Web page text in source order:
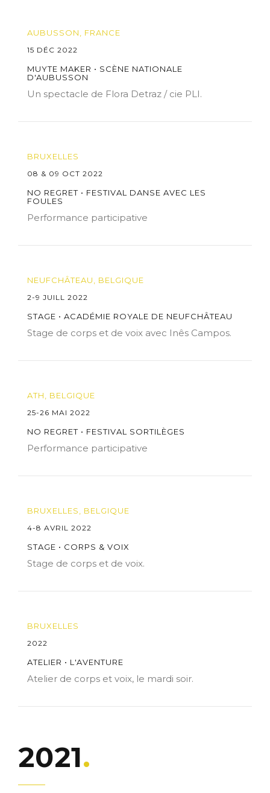
AUBUSSON, FRANCE
15 DÉC 2022
MUYTE MAKER • SCÈNE NATIONALE
D'AUBUSSON
Un spectacle de Flora Detraz / cie PLI.
BRUXELLES
08 & 09 OCT 2022
NO REGRET • FESTIVAL DANSE AVEC LES
FOULES
Performance participative
NEUFCHÂTEAU, BELGIQUE
2-9 JUILL 2022
STAGE • ACADÉMIE ROYALE DE NEUFCHÂTEAU
Stage de corps et de voix avec Inês Campos.
ATH, BELGIQUE
25-26 MAI 2022
NO REGRET • FESTIVAL SORTILÈGES
Performance participative
BRUXELLES, BELGIQUE
4-8 AVRIL 2022
STAGE • CORPS & VOIX
Stage de corps et de voix.
BRUXELLES
2022
ATELIER • L'AVENTURE
Atelier de corps et voix, le mardi soir.
2021